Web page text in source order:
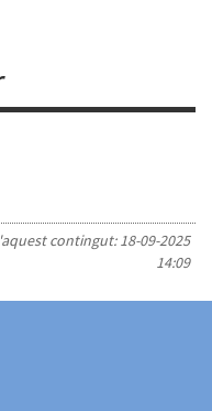
contingut:18-09-2025
14:09